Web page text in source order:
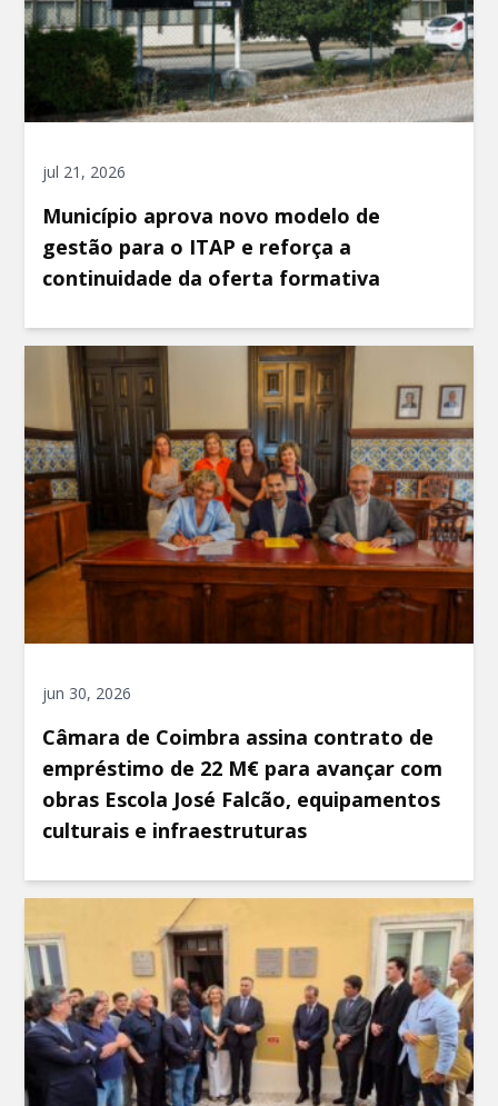
jul 21, 2026
Município aprova novo modelo de
gestão para o ITAP e reforça a
continuidade da oferta formativa
jun 30, 2026
Câmara de Coimbra assina contrato de
empréstimo de 22 M€ para avançar com
obras Escola José Falcão, equipamentos
culturais e infraestruturas